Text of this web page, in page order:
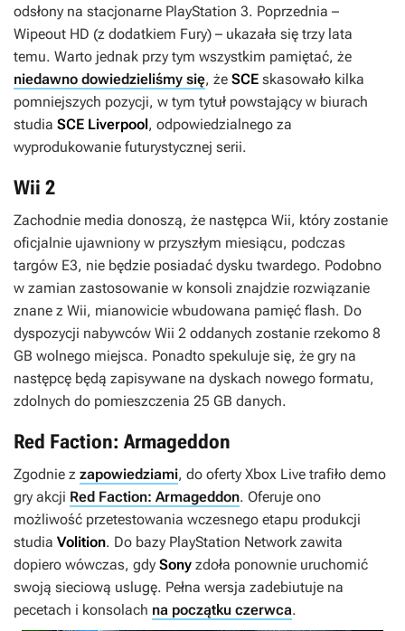
odsłony na stacjonarne PlayStation 3. Poprzednia –
Wipeout HD (z dodatkiem Fury) – ukazała się trzy lata
temu. Warto jednak przy tym wszystkim pamiętać, że
niedawno dowiedzieliśmy się, że SCE skasowało kilka
pomniejszych pozycji, w tym tytuł powstający w biurach
studia SCE Liverpool, odpowiedzialnego za
wyprodukowanie futurystycznej serii.
Wii 2
Zachodnie media donoszą, że następca Wii, który zostanie
oficjalnie ujawniony w przyszłym miesiącu, podczas
targów E3, nie będzie posiadać dysku twardego. Podobno
w zamian zastosowanie w konsoli znajdzie rozwiązanie
znane z Wii, mianowicie wbudowana pamięć flash. Do
dyspozycji nabywców Wii 2 oddanych zostanie rzekomo 8
GB wolnego miejsca. Ponadto spekuluje się, że gry na
następcę będą zapisywane na dyskach nowego formatu,
zdolnych do pomieszczenia 25 GB danych.
Red Faction: Armageddon
Zgodnie z zapowiedziami, do oferty Xbox Live trafiło demo
gry akcji Red Faction: Armageddon. Oferuje ono
możliwość przetestowania wczesnego etapu produkcji
studia Volition. Do bazy PlayStation Network zawita
dopiero wówczas, gdy Sony zdoła ponownie uruchomić
swoją sieciową uslugę. Pełna wersja zadebiutuje na
pecetach i konsolach na początku czerwca.